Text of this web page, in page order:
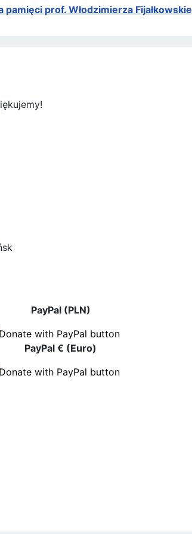
prof. Włodzimierza
PayPal (PLN)
PayPal € (Euro)